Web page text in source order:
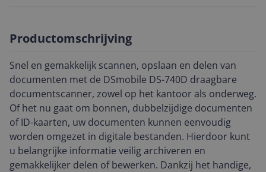
Productomschrijving
Snel en gemakkelijk scannen, opslaan en delen van
documenten met de DSmobile DS-740D draagbare
documentscanner, zowel op het kantoor als onderweg.
Of het nu gaat om bonnen, dubbelzijdige documenten
of ID-kaarten, uw documenten kunnen eenvoudig
worden omgezet in digitale bestanden. Hierdoor kunt
u belangrijke informatie veilig archiveren en
gemakkelijker delen of bewerken. Dankzij het handige,